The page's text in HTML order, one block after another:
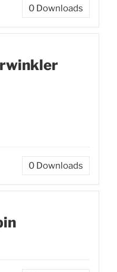
0 Downloads
0 Downloads